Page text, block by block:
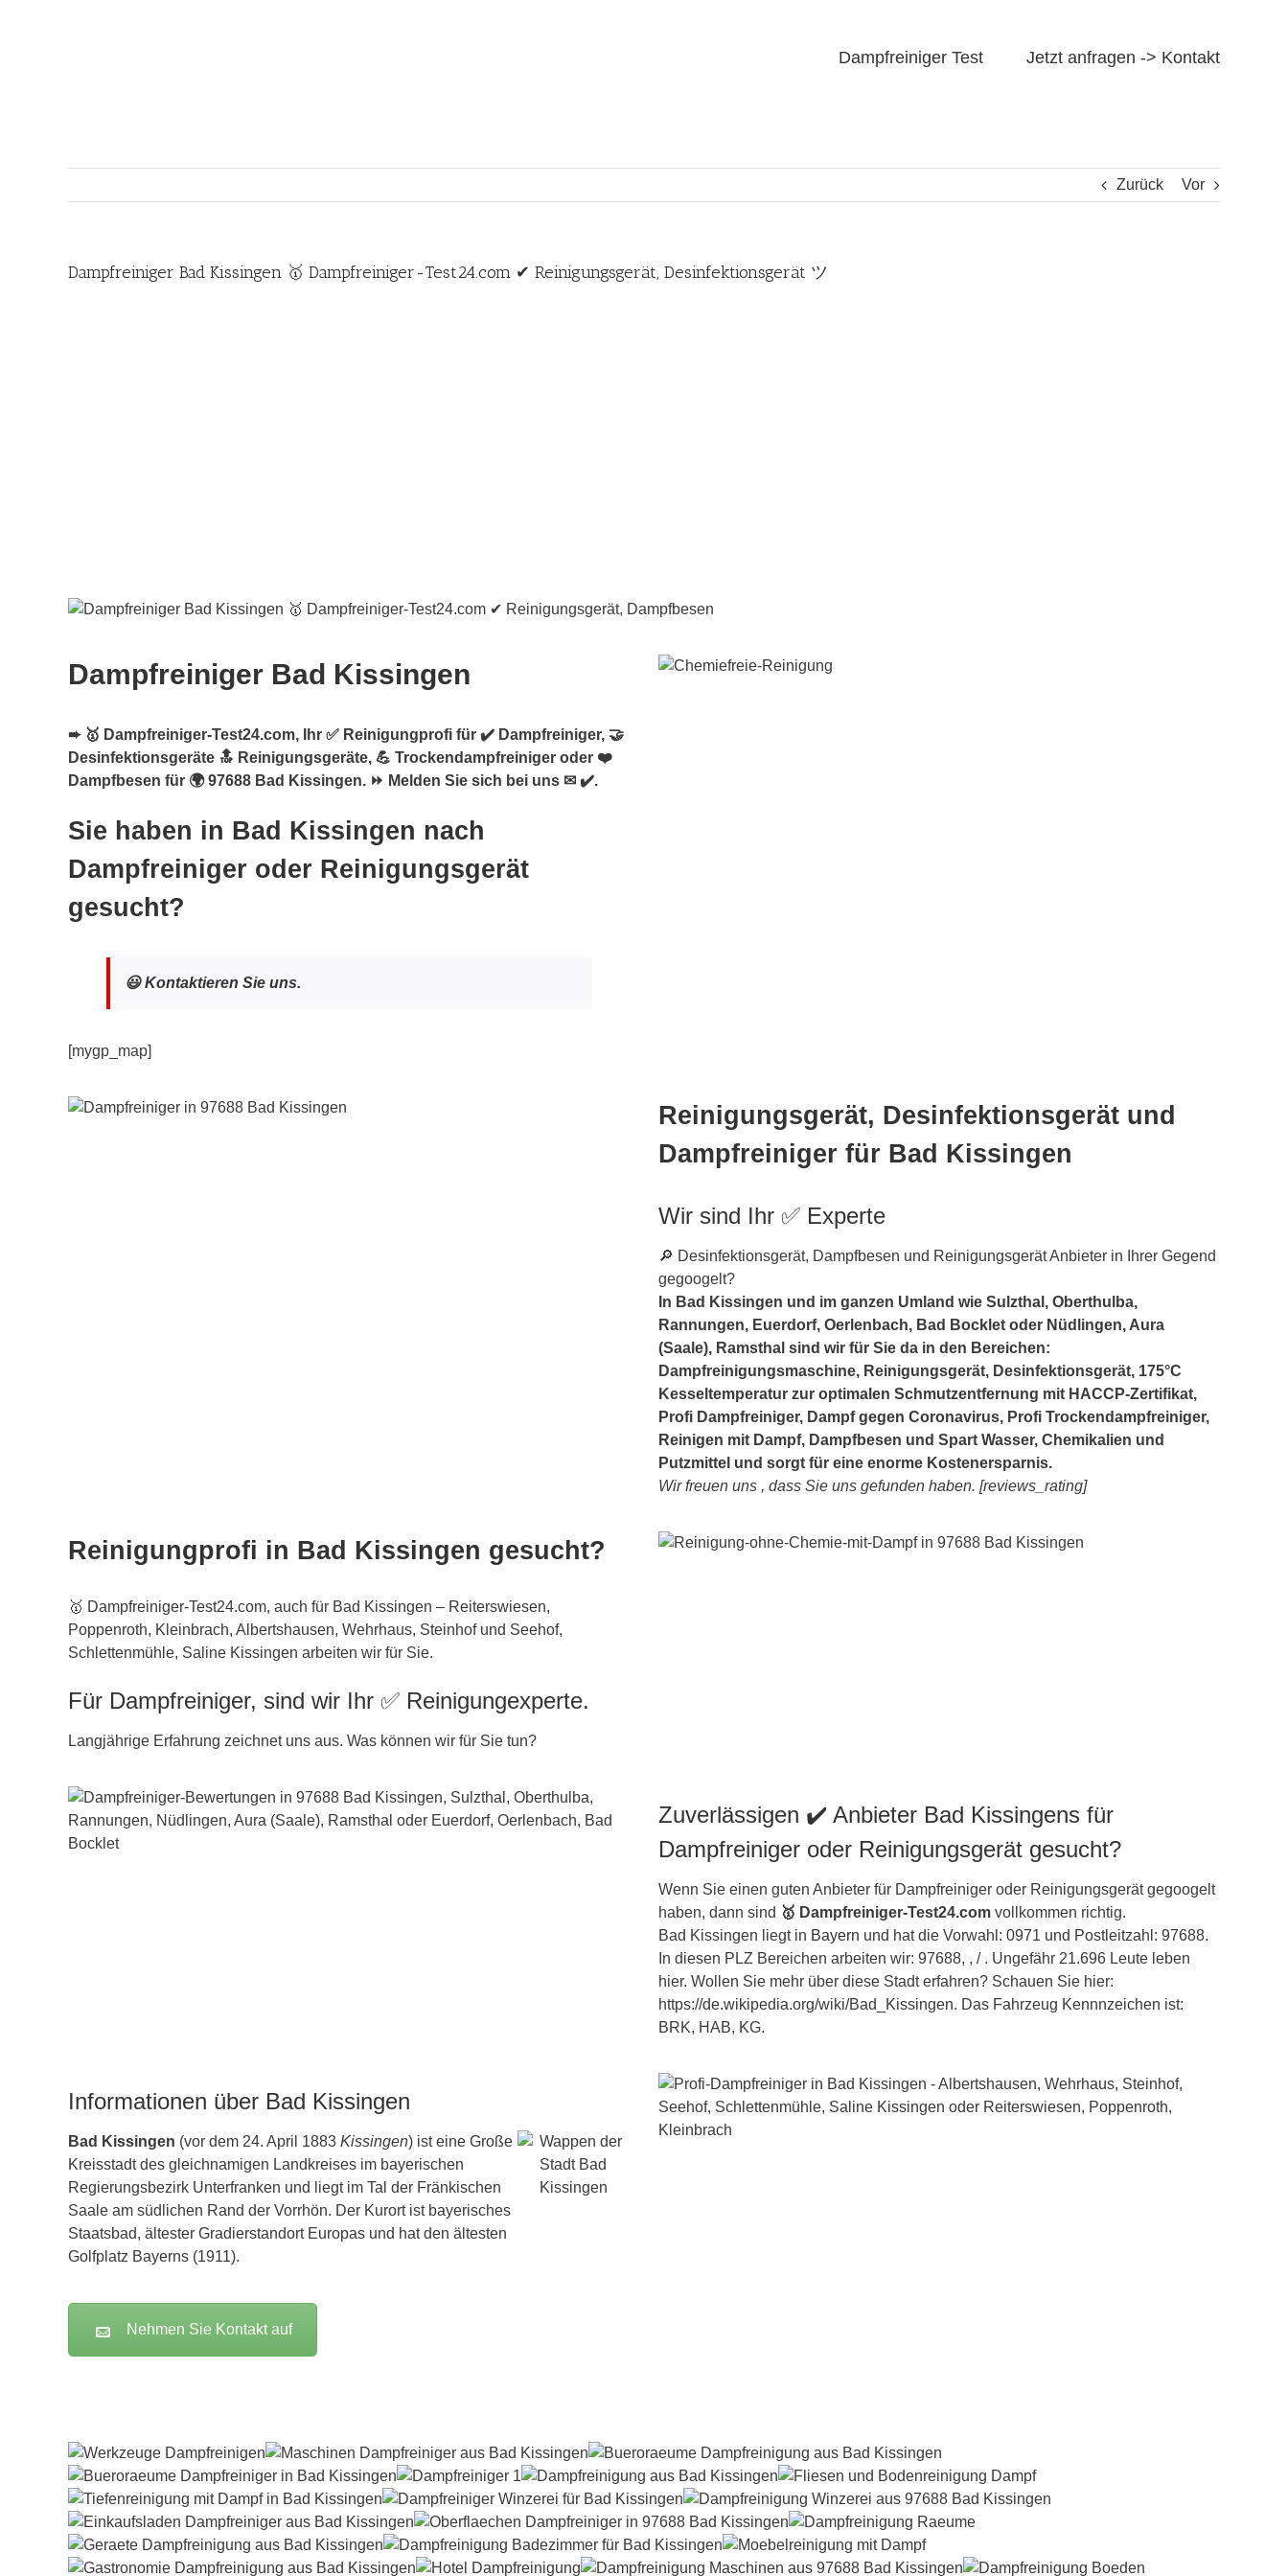
Dampfreiniger Test Jetzt anfragen -> Kontakt
Zurück Vor
Dampfreiniger Bad Kissingen 🥇 Dampfreiniger-Test24.com ✔ Reinigungsgerät, Desinfektionsgerät ツ
Dampfreiniger Bad Kissingen
➨ 🥇 Dampfreiniger-Test24.com, Ihr ✅ Reinigungprofi für ✔️ Dampfreiniger, 🤝
Desinfektionsgeräte 🔝 Reinigungsgeräte, 💪 Trockendampfreiniger oder ❤️
Dampfbesen für 🌍 97688 Bad Kissingen. ⏩ Melden Sie sich bei uns ✉ ✔️.
Sie haben in Bad Kissingen nach
Dampfreiniger oder Reinigungsgerät
gesucht?
😃 Kontaktieren Sie uns.
[mygp_map]
Reinigungsgerät, Desinfektionsgerät und
Dampfreiniger für Bad Kissingen
Wir sind Ihr ✅ Experte
🔎 Desinfektionsgerät, Dampfbesen und Reinigungsgerät Anbieter in Ihrer Gegend
gegoogelt?
In Bad Kissingen und im ganzen Umland wie Sulzthal, Oberthulba,
Rannungen, Euerdorf, Oerlenbach, Bad Bocklet oder Nüdlingen, Aura
(Saale), Ramsthal sind wir für Sie da in den Bereichen:
Dampfreinigungsmaschine, Reinigungsgerät, Desinfektionsgerät, 175°C
Kesseltemperatur zur optimalen Schmutzentfernung mit HACCP-Zertifikat,
Profi Dampfreiniger, Dampf gegen Coronavirus, Profi Trockendampfreiniger,
Reinigen mit Dampf, Dampfbesen und Spart Wasser, Chemikalien und
Putzmittel und sorgt für eine enorme Kostenersparnis.
Wir freuen uns , dass Sie uns gefunden haben. [reviews_rating]
Reinigungprofi in Bad Kissingen gesucht?
🥇 Dampfreiniger-Test24.com, auch für Bad Kissingen – Reiterswiesen,
Poppenroth, Kleinbrach, Albertshausen, Wehrhaus, Steinhof und Seehof,
Schlettenmühle, Saline Kissingen arbeiten wir für Sie.
Für Dampfreiniger, sind wir Ihr ✅ Reinigungexperte.
Langjährige Erfahrung zeichnet uns aus. Was können wir für Sie tun?
Zuverlässigen ✔️ Anbieter Bad Kissingens für
Dampfreiniger oder Reinigungsgerät gesucht?
Wenn Sie einen guten Anbieter für Dampfreiniger oder Reinigungsgerät gegoogelt
haben, dann sind 🥇 Dampfreiniger-Test24.com vollkommen richtig.
Bad Kissingen liegt in Bayern und hat die Vorwahl: 0971 und Postleitzahl: 97688.
In diesen PLZ Bereichen arbeiten wir: 97688, , / . Ungefähr 21.696 Leute leben
hier. Wollen Sie mehr über diese Stadt erfahren? Schauen Sie hier:
https://de.wikipedia.org/wiki/Bad_Kissingen. Das Fahrzeug Kennnzeichen ist:
BRK, HAB, KG.
Informationen über Bad Kissingen
Bad Kissingen (vor dem 24. April 1883 Kissingen) ist eine Große
Kreisstadt des gleichnamigen Landkreises im bayerischen
Regierungsbezirk Unterfranken und liegt im Tal der Fränkischen
Saale am südlichen Rand der Vorrhön. Der Kurort ist bayerisches
Staatsbad, ältester Gradierstandort Europas und hat den ältesten
Golfplatz Bayerns (1911).
Nehmen Sie Kontakt auf